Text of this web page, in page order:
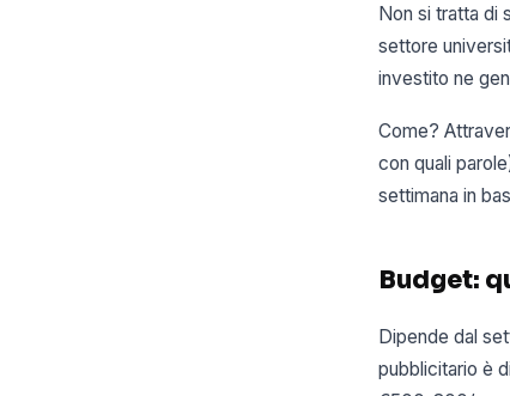
Non si tratta di
settore
investito ne
Come?
con quali
settimana in
Budget:
Dipende dal
pubblicitario è